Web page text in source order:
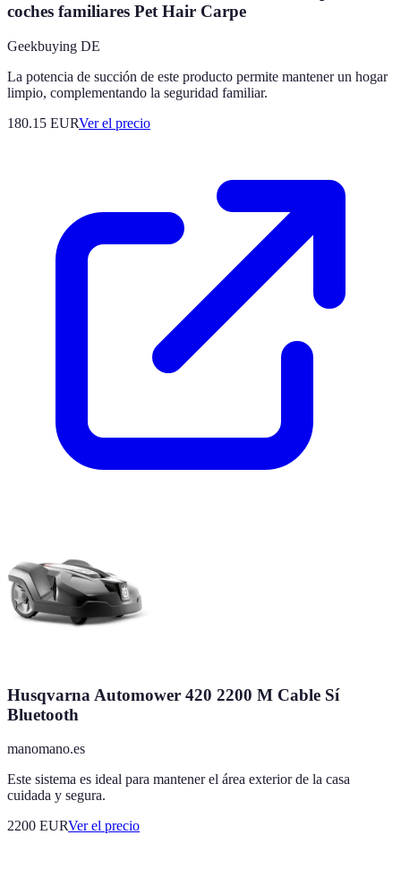
coches familiares Pet Hair Carpe
Geekbuying DE
La potencia de succión de este producto permite mantener un hogar
limpio, complementando la seguridad familiar.
180.15 EURVer el precio
Husqvarna Automower 420 2200 M Cable Sí
Bluetooth
manomano.es
Este sistema es ideal para mantener el área exterior de la casa
cuidada y segura.
2200 EURVer el precio